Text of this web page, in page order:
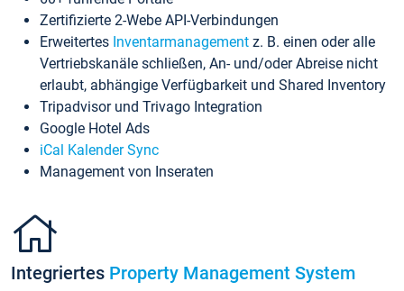
Zertifizierte 2-Webe API-Verbindungen
Erweitertes Inventarmanagement z. B. einen oder alle
Vertriebskanäle schließen, An- und/oder Abreise nicht
erlaubt, abhängige Verfügbarkeit und Shared Inventory
Tripadvisor und Trivago Integration
Google Hotel Ads
iCal Kalender Sync
Management von Inseraten
Integriertes Property Management System